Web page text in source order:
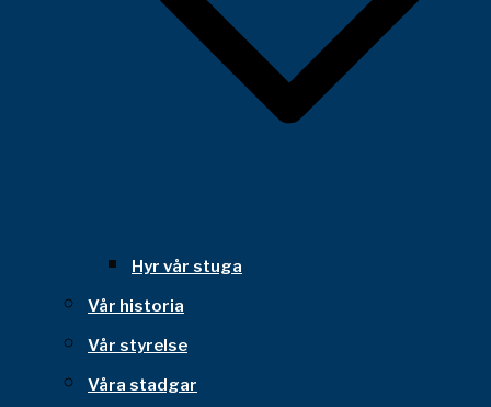
Hyr vår stuga
Vår historia
Vår styrelse
Våra stadgar